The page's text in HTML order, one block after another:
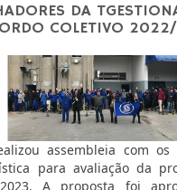
DA
COLETIVO
assembleia com
para avaliação da
2023. A proposta foi